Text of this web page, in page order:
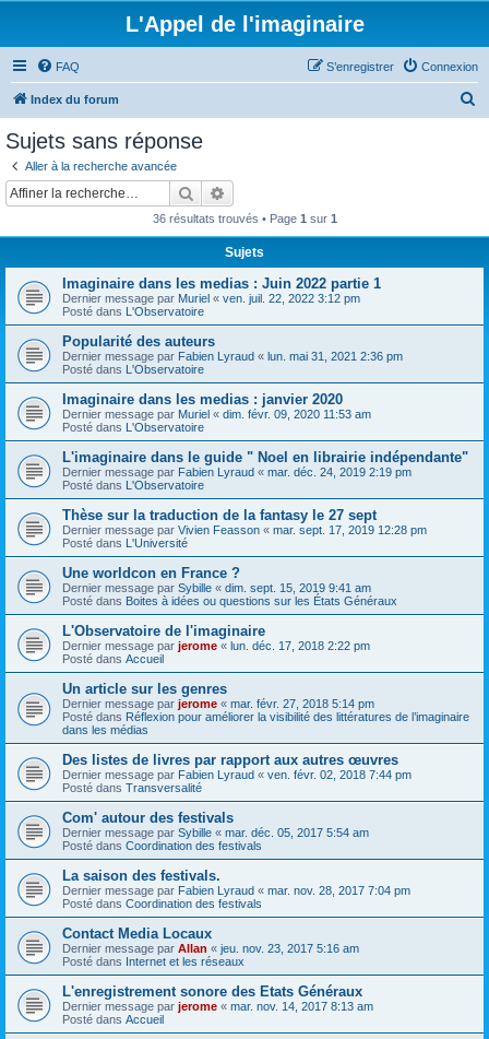
L'Appel de l'imaginaire
FAQ Connexion
S’enregistrer
Index du forum
Sujets sans réponse
Aller à la recherche avancée
Rechercher
36 résultats trouvés • Page 1 sur 1
Sujets
Imaginaire dans les medias : Juin 2022 partie 1
Dernier message par Muriel « ven. juil. 22, 2022 3:12 pm
Posté dans L'Observatoire
Popularité des auteurs
Dernier message par Fabien Lyraud « lun. mai 31, 2021 2:36 pm
Posté dans L'Observatoire
Imaginaire dans les medias : janvier 2020
Dernier message par Muriel « dim. févr. 09, 2020 11:53 am
Posté dans L'Observatoire
L'imaginaire dans le guide " Noel en librairie indépendante"
Dernier message par Fabien Lyraud « mar. déc. 24, 2019 2:19 pm
Posté dans L'Observatoire
Thèse sur la traduction de la fantasy le 27 sept
Dernier message par Vivien Feasson « mar. sept. 17, 2019 12:28 pm
Posté dans L'Université
Une worldcon en France ?
Dernier message par Sybille « dim. sept. 15, 2019 9:41 am
Posté dans Boites à idées ou questions sur les États Généraux
L'Observatoire de l'imaginaire
Dernier message par jerome « lun. déc. 17, 2018 2:22 pm
Posté dans Accueil
Un article sur les genres
Dernier message par jerome « mar. févr. 27, 2018 5:14 pm
Posté dans Réflexion pour améliorer la visibilité des littératures de l’imaginaire
dans les médias
Des listes de livres par rapport aux autres œuvres
Dernier message par Fabien Lyraud « ven. févr. 02, 2018 7:44 pm
Posté dans Transversalité
Com' autour des festivals
Dernier message par Sybille « mar. déc. 05, 2017 5:54 am
Posté dans Coordination des festivals
La saison des festivals.
Dernier message par Fabien Lyraud « mar. nov. 28, 2017 7:04 pm
Posté dans Coordination des festivals
Contact Media Locaux
Dernier message par Allan « jeu. nov. 23, 2017 5:16 am
Posté dans Internet et les réseaux
L'enregistrement sonore des Etats Généraux
Dernier message par jerome « mar. nov. 14, 2017 8:13 am
Posté dans Accueil